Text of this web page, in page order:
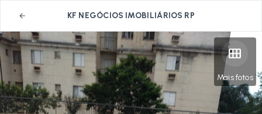
KF NEGÓCIOS IMOBILIÁRIOS RP
Mais fotos